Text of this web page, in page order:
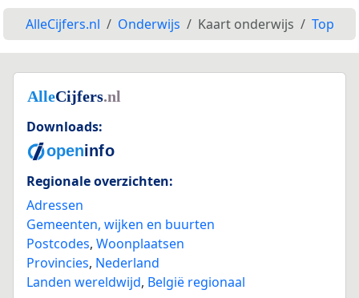
AlleCijfers.nl Onderwijs Kaart onderwijs Top
Downloads:
Regionale overzichten:
Adressen
Gemeenten, wijken en buurten
Postcodes, Woonplaatsen
Provincies, Nederland
Landen wereldwijd, België regionaal